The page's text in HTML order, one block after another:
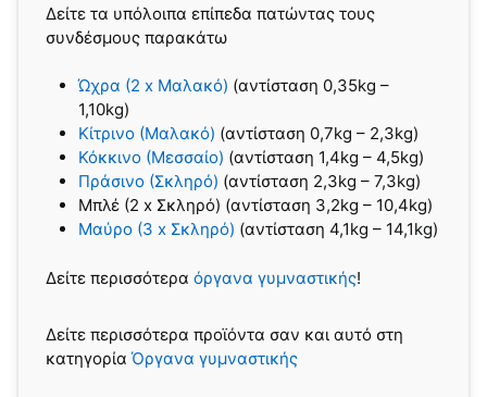
Δείτε τα υπόλοιπα επίπεδα πατώντας τους
συνδέσμους παρακάτω
Ώχρα (2 x Μαλακό) (αντίσταση 0,35kg –
1,10kg)
Κίτρινο (Μαλακό) (αντίσταση 0,7kg – 2,3kg)
Κόκκινο (Μεσσαίο) (αντίσταση 1,4kg – 4,5kg)
Πράσινο (Σκληρό) (αντίσταση 2,3kg – 7,3kg)
Μπλέ (2 x Σκληρό) (αντίσταση 3,2kg – 10,4kg)
Μαύρο (3 x Σκληρό) (αντίσταση 4,1kg – 14,1kg)
Δείτε περισσότερα όργανα γυμναστικής!
Δείτε περισσότερα προϊόντα σαν και αυτό στη
κατηγορία Όργανα γυμναστικής